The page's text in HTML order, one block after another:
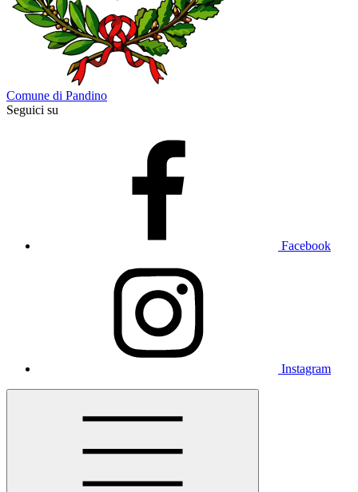
Comune di Pandino
Seguici su
Facebook
Instagram